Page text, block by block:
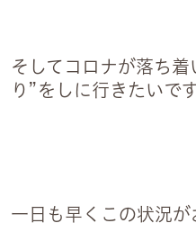
そしてコロナが落ち
り”をしに行きたいで
一日も早くこの状況